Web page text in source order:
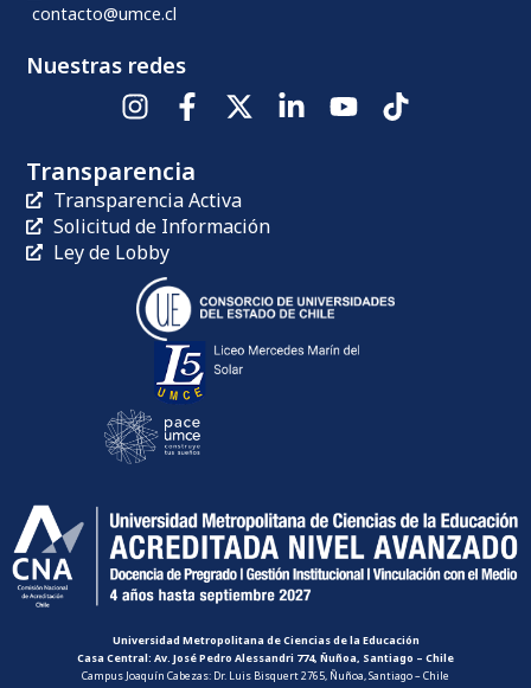
contacto@umce.cl
Nuestras redes
Transparencia
Transparencia Activa
Solicitud de Información
Ley de Lobby
Universidad Metropolitana de Ciencias de la Educación
Casa Central: Av. José Pedro Alessandri 774, Ñuñoa, Santiago – Chile
Campus Joaquín Cabezas: Dr. Luis Bisquert 2765, Ñuñoa, Santiago – Chile